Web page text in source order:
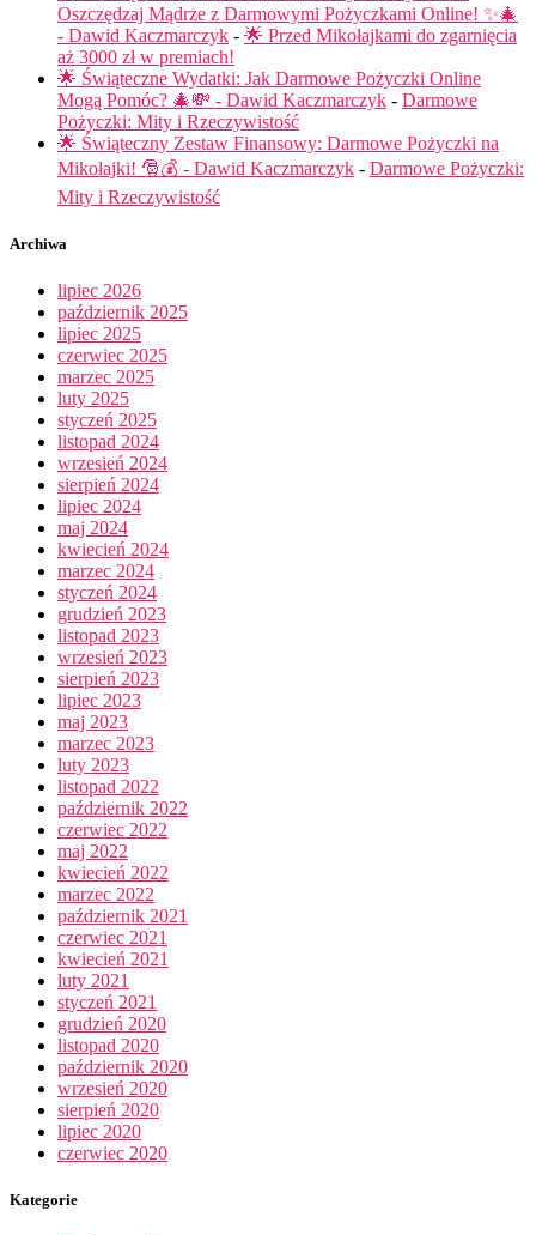
Oszczędzaj Mądrze z Darmowymi Pożyczkami Online! ✨🎄
- Dawid Kaczmarczyk - 🌟 Przed Mikołajkami do zgarnięcia
aż 3000 zł w premiach!
🌟 Świąteczne Wydatki: Jak Darmowe Pożyczki Online
Mogą Pomóc? 🎄💸 - Dawid Kaczmarczyk - Darmowe
Pożyczki: Mity i Rzeczywistość
🌟 Świąteczny Zestaw Finansowy: Darmowe Pożyczki na
Mikołajki! 🎅💰 - Dawid Kaczmarczyk - Darmowe Pożyczki:
Mity i Rzeczywistość
Archiwa
lipiec 2026
październik 2025
lipiec 2025
czerwiec 2025
marzec 2025
luty 2025
styczeń 2025
listopad 2024
wrzesień 2024
sierpień 2024
lipiec 2024
maj 2024
kwiecień 2024
marzec 2024
styczeń 2024
grudzień 2023
listopad 2023
wrzesień 2023
sierpień 2023
lipiec 2023
maj 2023
marzec 2023
luty 2023
listopad 2022
październik 2022
czerwiec 2022
maj 2022
kwiecień 2022
marzec 2022
październik 2021
czerwiec 2021
kwiecień 2021
luty 2021
styczeń 2021
grudzień 2020
listopad 2020
październik 2020
wrzesień 2020
sierpień 2020
lipiec 2020
czerwiec 2020
Kategorie